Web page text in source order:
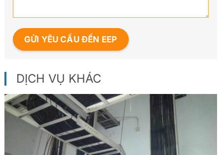
DỊCH VỤ KHÁC